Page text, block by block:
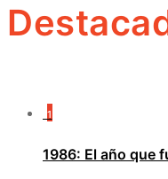
1
1986: El año que